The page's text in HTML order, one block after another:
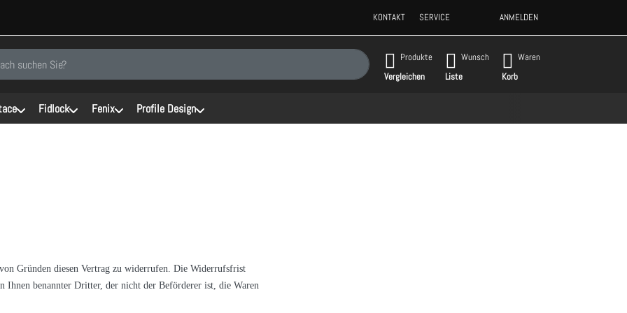
KONTAKT SERVICE ANMELDEN
Suchbegriff ein. Während Sie tippen, erscheinen automatisch erste Ergebnisse. Drücken Sie die Eingabetaste, um alle Ergebnisse aufzurufen.
Produkte
Vergleichen
Wunsch
Liste
Waren
Korb
Fidlock Fenix Profile Design
Gründen diesen Vertrag zu widerrufen. Die Widerrufsfrist
Ihnen benannter Dritter, der nicht der Beförderer ist, die Waren